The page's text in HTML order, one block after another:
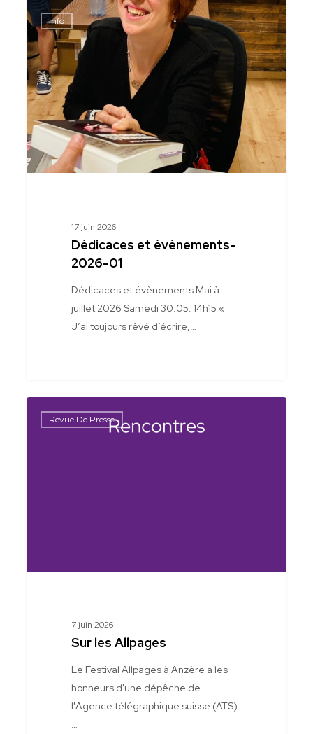
Dédicaces
et
évènements-
2026-
01
Info
17 juin 2026
Dédicaces et évènements-
2026-01
Dédicaces et évènements Mai à
juillet 2026 Samedi 30.05. 14h15 «
J’ai toujours rêvé d’écrire,…
Revue De Presse
7 juin 2026
Sur les Allpages
Le Festival Allpages à Anzère a les
honneurs d'une dépêche de
l'Agence télégraphique suisse (ATS)
…